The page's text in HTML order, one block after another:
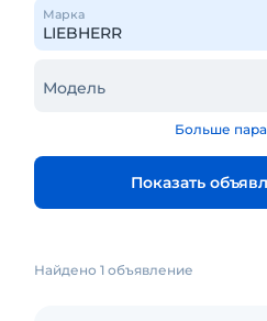
Марка
Модель
Больше
Показать
Найдено 1 объявление